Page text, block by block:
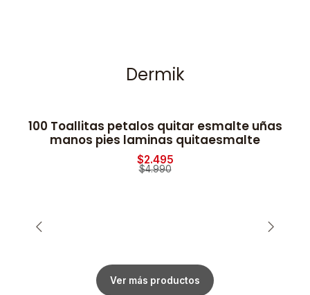
Dermik
-50% OFF
100 Toallitas petalos quitar esmalte uñas
manos pies laminas quitaesmalte
$2.495
$4.990
Ver más productos